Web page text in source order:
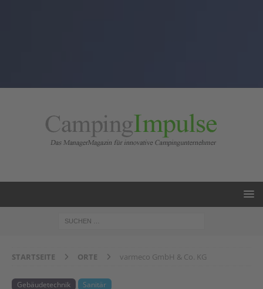
STARTSEITE ORTE varmeco GmbH & Co. KG
Gebäudetechnik Sanitär